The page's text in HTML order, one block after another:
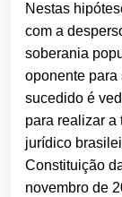
Nestas
com a
soberania
oponente para
sucedido é
para realizar a
jurídico
Constituição
novembro de